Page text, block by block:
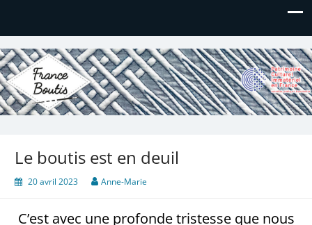
France Boutis
Le site de France Boutis
Le boutis est en deuil
20 avril 2023 Anne-Marie
C’est avec une profonde tristesse que nous